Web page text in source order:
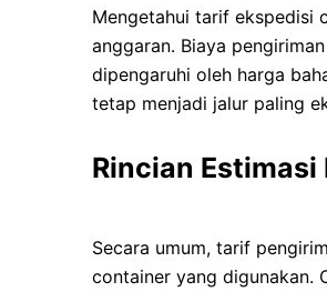
Mengetahui tarif ekspedisi
anggaran. Biaya
dipengaruhi oleh harga
tetap menjadi jalur paling
Rincian
Secara umum, tarif
container yang digunakan.